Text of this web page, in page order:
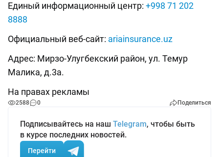
Единый информационный центр: +998 71 202
8888
Официальный веб-сайт: ariainsurance.uz
Адрес: Мирзо-Улугбекский район, ул. Темур
Малика, д.3а.
На правах рекламы
2588 0 Поделиться
Подписывайтесь на наш Telegram, чтобы быть
в курсе последних новостей.
Перейти